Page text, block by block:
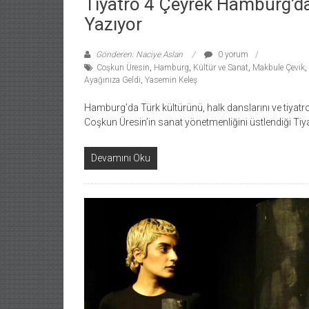
Tiyatro 4 Çeyrek
Yazıyor
Gönderen: Naciye Aslan
0 yorum
Coşkun Üresin, Hamburg, Kültür ve Sanat, Makbule Çevik,
Ayağınıza Geldi, Yasemin Keleş
Hamburg’da Türk kültürünü, halk danslarını ve
Coşkun Üresin’in sanat yönetmenliğini üstlendiği
Devamını Oku